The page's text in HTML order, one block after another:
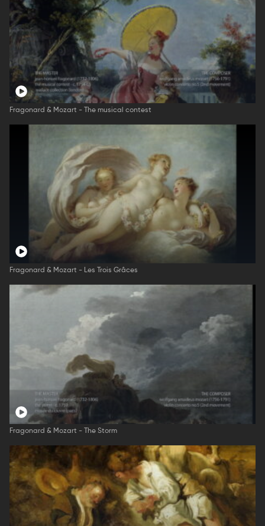
Fragonard & Mozart - The musical contest
Fragonard & Mozart - Les Trois Grâces
Fragonard & Mozart - The Storm